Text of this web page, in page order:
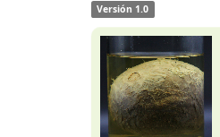
Versión 1.0